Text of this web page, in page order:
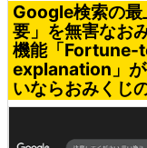
Google検索の最
要」を無害なお
機能「
explanation」が
いならおみくじ